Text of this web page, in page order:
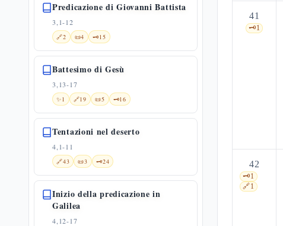
Predicazione di Giovanni Battista
3,1-12
🔗2 📜4 🗝️15
Battesimo di Gesù
3,13-17
✨1 🔗19 📜5 🗝️16
Tentazioni nel deserto
4,1-11
🔗43 📜3 🗝️24
Inizio della predicazione in
Galilea
4,12-17
41
🗝️1
42
🗝️1
🔗1